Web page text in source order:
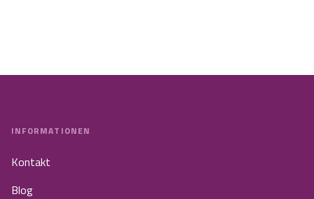
INFORMATIONEN
Kontakt
Blog